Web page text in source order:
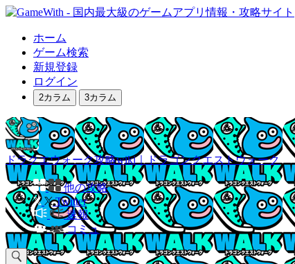
ホーム
ゲーム検索
新規登録
ログイン
2カラム 3カラム
ドラクエウォーク攻略wiki｜ドラゴンクエストウォーク
他の攻略
Twitter
速報
コミュ